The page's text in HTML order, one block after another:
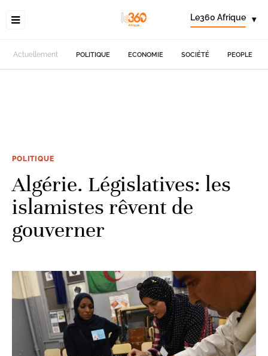
Le360 Afrique ▾
Actuellement POLITIQUE ECONOMIE SOCIÉTÉ PEOPLE
POLITIQUE
Algérie. Législatives: les
islamistes rêvent de
gouverner